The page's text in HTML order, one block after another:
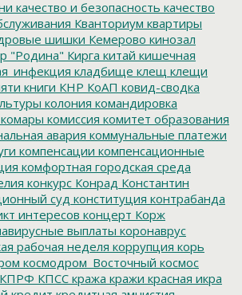
качество и безопасность качество
Кванториум квартиры
шишки Кемерово кинозал
"Родина" Кирга китай кишечная
кладбище клещ клещи
книги КНР КоАП ковид-сводка
колония командировка
комары комиссия комитет образования
авария коммунальные платежи
компенсации компенсационные
комфортная городская среда
конкурс Конрад Константин
суд конституция контрабанда
интересов концерт Корж
выплаты коронаврус
рабочая неделя коррупция корь
космодром_Восточный космос
КПРФ КПСС кража кражи красная икра